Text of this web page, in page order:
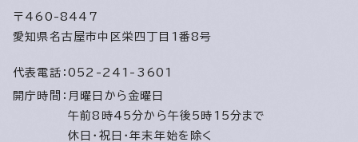
〒460-8447
愛知県名古屋市中区栄四丁目1番8号
代表電話： 052-241-3601
開庁時間： 月曜日から金曜日
午前8時45分から午後5時15分まで
休日・祝日・年末年始を除く